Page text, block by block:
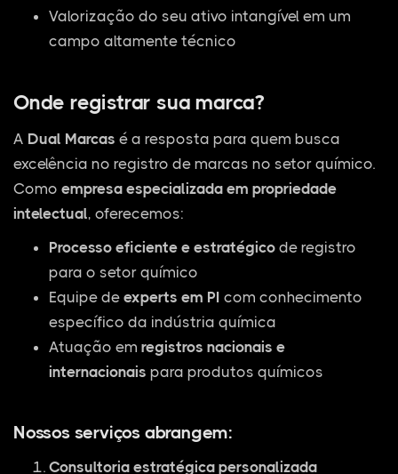
Valorização do seu ativo intangível em um
campo altamente técnico
Onde registrar sua marca?
A Dual Marcas é a resposta para quem busca
excelência no registro de marcas no setor químico.
Como empresa especializada em propriedade
intelectual, oferecemos:
Processo eficiente e estratégico de registro
para o setor químico
Equipe de experts em PI com conhecimento
específico da indústria química
Atuação em registros nacionais e
internacionais para produtos químicos
Nossos serviços abrangem:
Consultoria estratégica personalizada